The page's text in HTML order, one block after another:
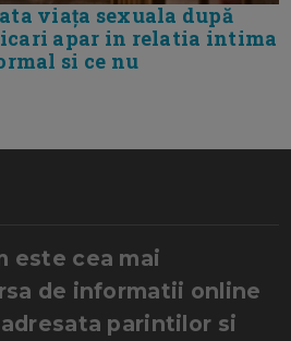
viața sexuala după
apar in relatia intima
si ce nu
este cea mai
de informatii online
parintilor si